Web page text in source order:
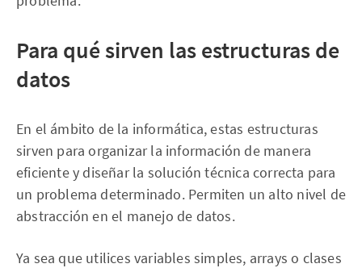
Para qué sirven las estructuras de
datos
En el ámbito de la informática, estas estructuras
sirven para organizar la información de manera
eficiente y diseñar la solución técnica correcta para
un problema determinado. Permiten un alto nivel de
abstracción en el manejo de datos.
Ya sea que utilices variables simples, arrays o clases